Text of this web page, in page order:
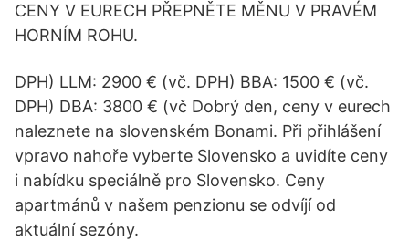
CENY V EURECH PŘEPNĚTE MĚNU V PRAVÉM
HORNÍM ROHU.
DPH) LLM: 2900 € (vč. DPH) BBA: 1500 € (vč.
DPH) DBA: 3800 € (vč Dobrý den, ceny v eurech
naleznete na slovenském Bonami. Při přihlášení
vpravo nahoře vyberte Slovensko a uvidíte ceny
i nabídku speciálně pro Slovensko. Ceny
apartmánů v našem penzionu se odvíjí od
aktuální sezóny.